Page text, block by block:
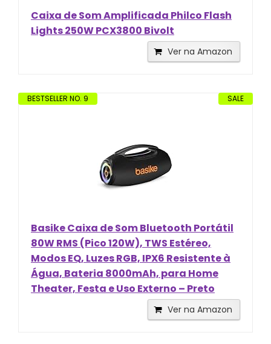
Caixa de Som Amplificada Philco Flash
Lights 250W PCX3800 Bivolt
Ver na Amazon
SALE
BESTSELLER NO. 9
Basike Caixa de Som Bluetooth Portátil
80W RMS (Pico 120W), TWS Estéreo,
Modos EQ, Luzes RGB, IPX6 Resistente à
Água, Bateria 8000mAh, para Home
Theater, Festa e Uso Externo – Preto
Ver na Amazon